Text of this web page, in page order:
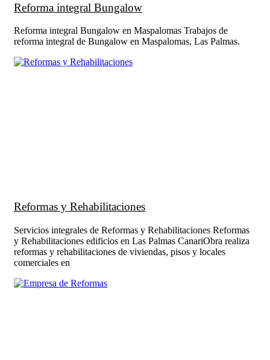
Reforma integral Bungalow
Reforma integral Bungalow en Maspalomas Trabajos de
reforma integral de Bungalow en Maspalomas, Las Palmas.
Reformas y Rehabilitaciones
Servicios integrales de Reformas y Rehabilitaciones Reformas
y Rehabilitaciones edificios en Las Palmas CanariObra realiza
reformas y rehabilitaciones de viviendas, pisos y locales
comerciales en